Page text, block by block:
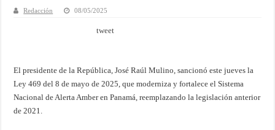
Redacción 08/05/2025
tweet
El presidente de la República, José Raúl Mulino, sancionó este jueves la
Ley 469 del 8 de mayo de 2025, que moderniza y fortalece el Sistema
Nacional de Alerta Amber en Panamá, reemplazando la legislación anterior
de 2021.